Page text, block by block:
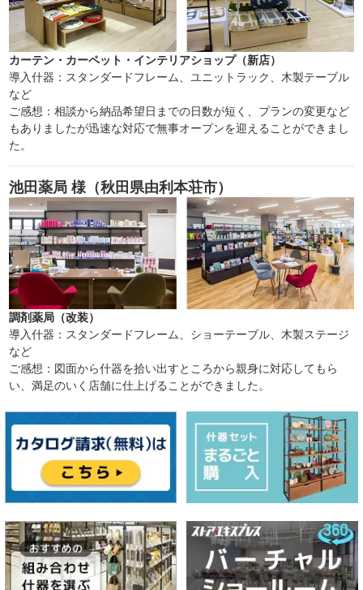
カーテン・カーペット・インテリアショップ（新店）
導入什器：スタンダードフレーム、ユニットラック、木製テーブル
など
ご感想：相談から納品希望日までの日数が短く、プランの変更など
もありましたが迅速な対応で無事オープンを迎えることができまし
た。
池田薬局 様（秋田県由利本荘市）
調剤薬局（改装）
導入什器：スタンダードフレーム、ショーテーブル、木製ステージ
など
ご感想：図面から什器を拾い出すところから親身に対応してもら
い、満足のいく店舗に仕上げることができました。